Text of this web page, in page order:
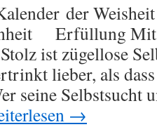
der
Erfüllung Mit
ist zügellose
lieber, als
seine Selbstsucht
→